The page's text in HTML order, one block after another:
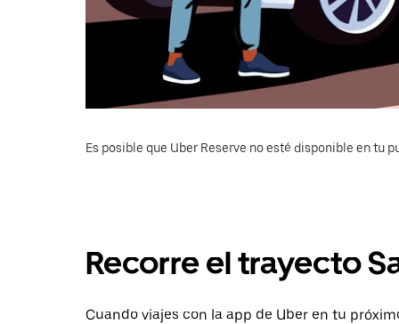
Es posible que Uber Reserve no esté disponible en tu
Recorre el trayecto
Cuando viajes con la app de Uber en tu